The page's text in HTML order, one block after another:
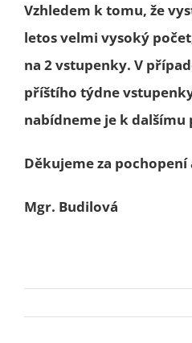
Vzhledem k tomu, že
letos velmi vysoký
na 2 vstupenky. V
příštího týdne
nabídneme je k dalšímu
Děkujeme za pochopení
Mgr. Budilová